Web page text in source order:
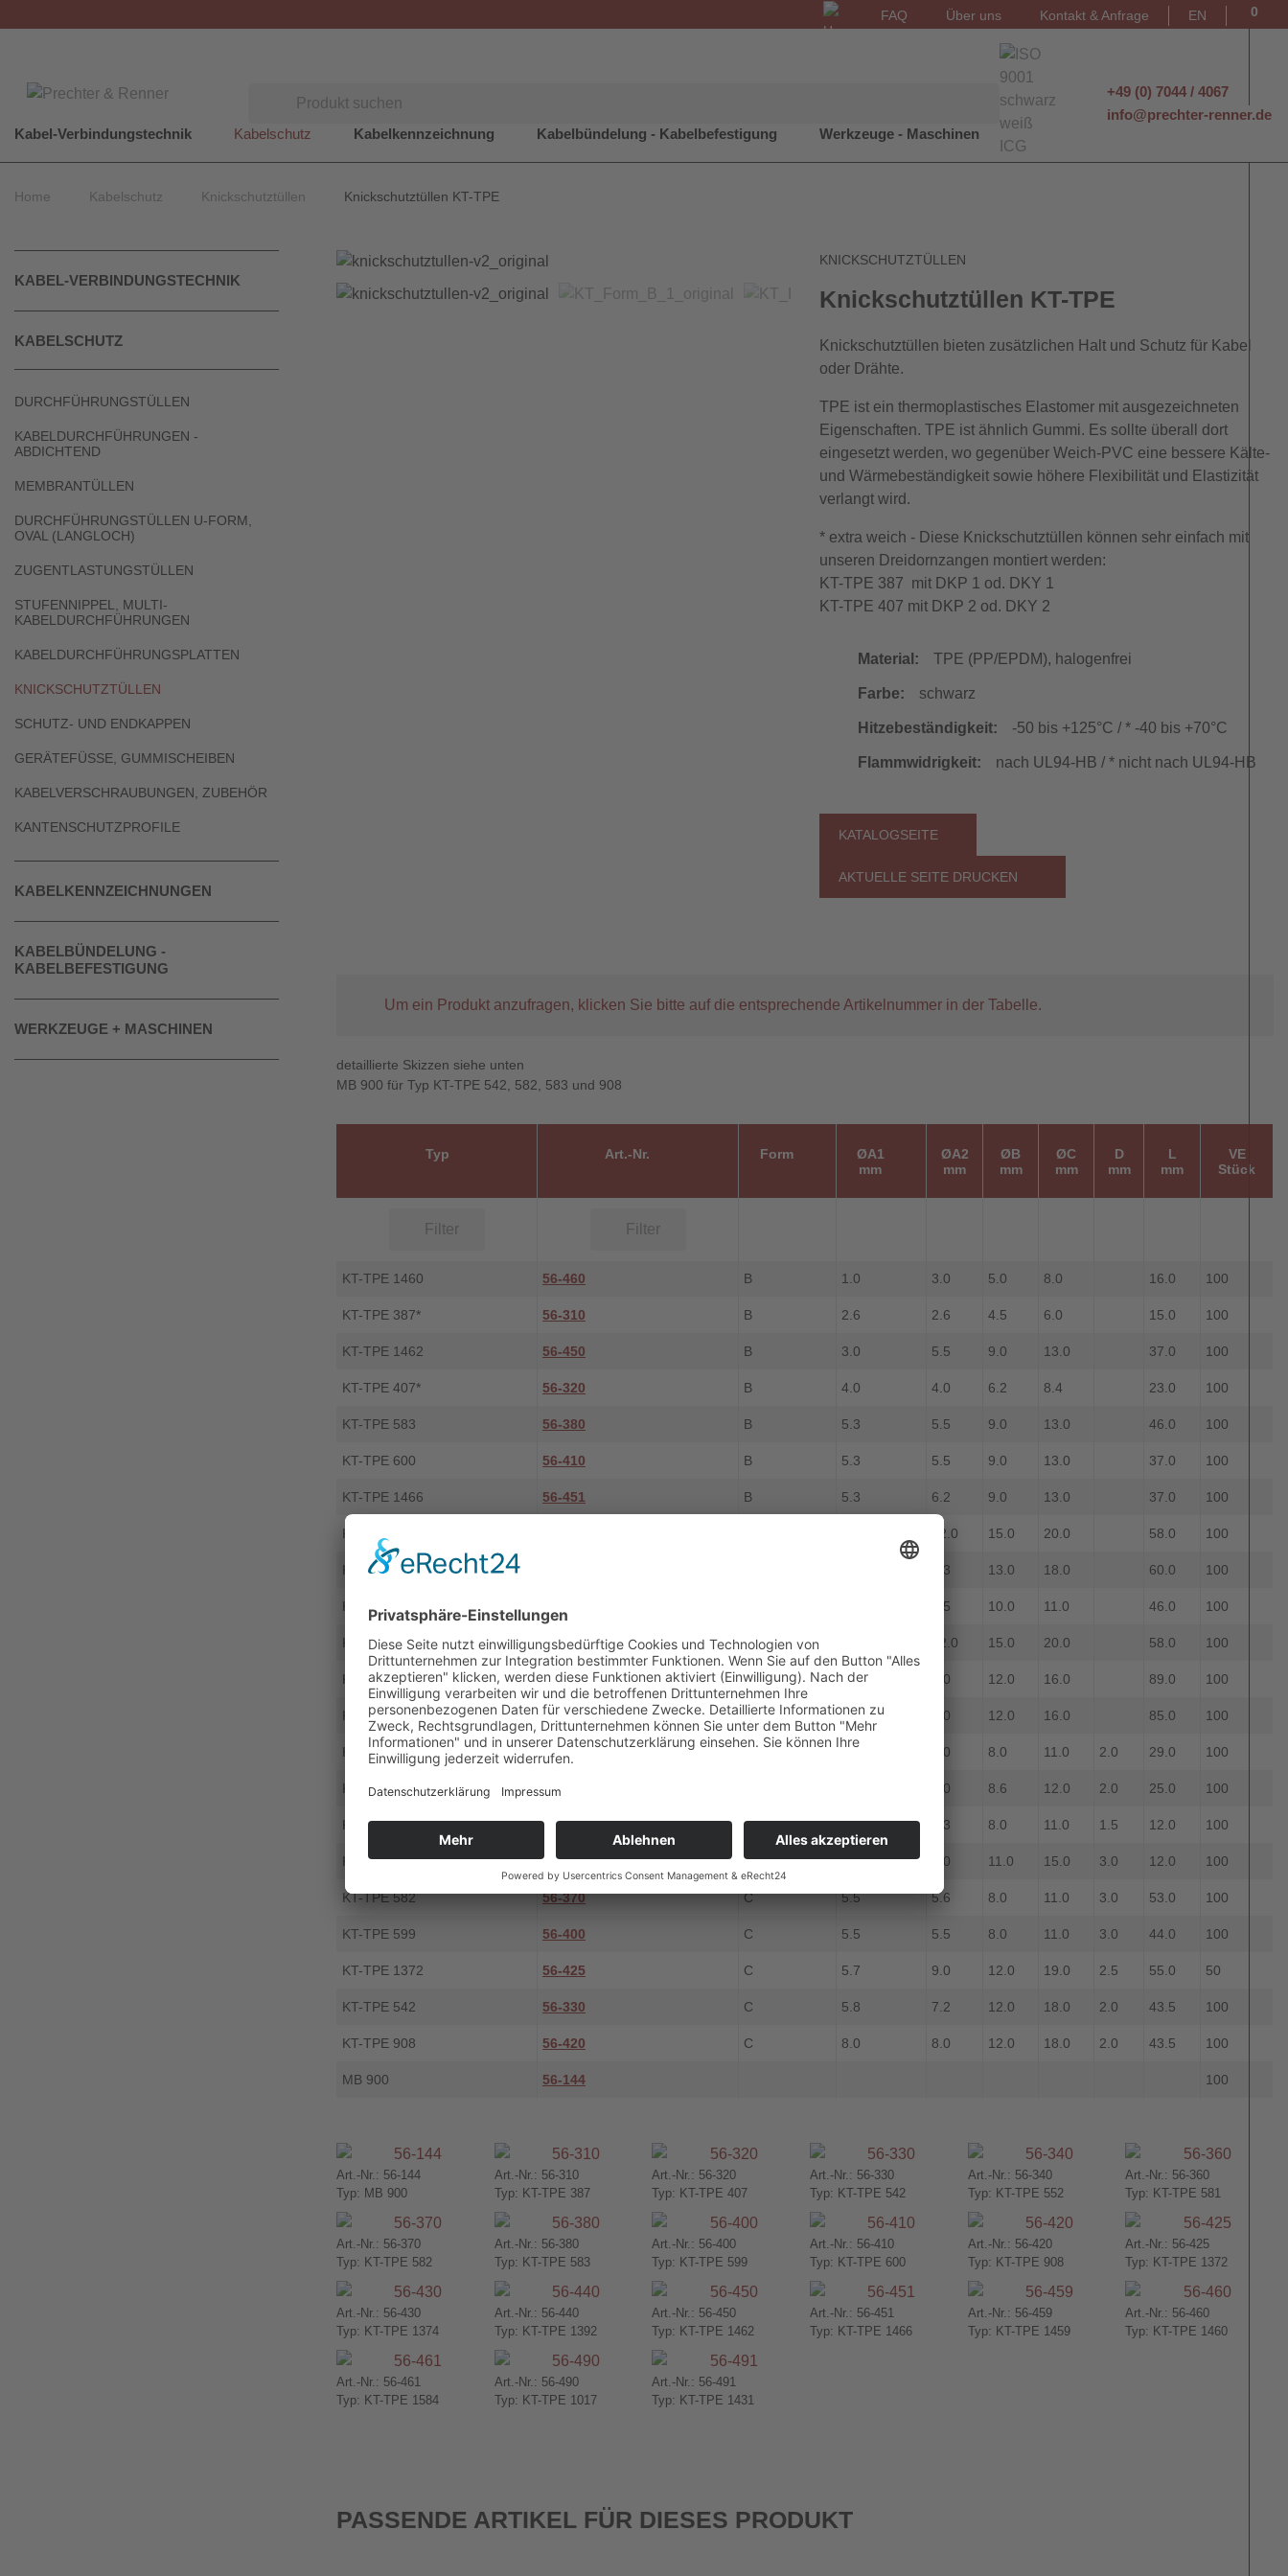
FAQ Über uns Kontakt & Anfrage EN 0
Suchen
+49 (0) 7044 / 4067
info@prechter-renner.de
Kabel-Verbindungstechnik
Kabelschutz Kabelkennzeichnung Kabelbündelung - Kabelbefestigung Werkzeuge - Maschinen
Home Kabelschutz Knickschutztüllen Knickschutztüllen KT-TPE
KABEL-VERBINDUNGSTECHNIK
KABELSCHUTZ
DURCHFÜHRUNGSTÜLLEN
KABELDURCHFÜHRUNGEN -
ABDICHTEND
MEMBRANTÜLLEN
DURCHFÜHRUNGSTÜLLEN U-FORM,
OVAL (LANGLOCH)
ZUGENTLASTUNGSTÜLLEN
STUFENNIPPEL, MULTI-
KABELDURCHFÜHRUNGEN
KABELDURCHFÜHRUNGSPLATTEN
KNICKSCHUTZTÜLLEN
SCHUTZ- UND ENDKAPPEN
GERÄTEFÜSSE, GUMMISCHEIBEN
KABELVERSCHRAUBUNGEN, ZUBEHÖR
KANTENSCHUTZPROFILE
KABELKENNZEICHNUNGEN
KABELBÜNDELUNG -
KABELBEFESTIGUNG
WERKZEUGE + MASCHINEN
KNICKSCHUTZTÜLLEN
Knickschutztüllen KT-TPE
Knickschutztüllen bieten zusätzlichen Halt und Schutz für Kabel
oder Drähte.
TPE ist ein thermoplastisches Elastomer mit ausgezeichneten
Eigenschaften. TPE ist ähnlich Gummi. Es sollte überall dort
eingesetzt werden, wo gegenüber Weich-PVC eine bessere Kälte-
und Wärmebeständigkeit sowie höhere Flexibilität und Elastizität
verlangt wird.
* extra weich - Diese Knickschutztüllen können sehr einfach mit
unseren Dreidornzangen montiert werden:
KT-TPE 387 mit DKP 1 od. DKY 1
KT-TPE 407 mit DKP 2 od. DKY 2
Material: TPE (PP/EPDM), halogenfrei
Farbe: schwarz
Hitzebeständigkeit: -50 bis +125°C / * -40 bis +70°C
Flammwidrigkeit: nach UL94-HB / * nicht nach UL94-HB
KATALOGSEITE
AKTUELLE SEITE DRUCKEN
Um ein Produkt anzufragen, klicken Sie bitte auf die entsprechende Artikelnummer in der Tabelle.
detaillierte Skizzen siehe unten
MB 900 für Typ KT-TPE 542, 582, 583 und 908
Typ Art.-Nr. Form
ØA1
mm
ØA2
mm
ØB
mm
ØC
mm
D
mm
L
mm
VE
Stück
KT-TPE 1460 56-460 B 1.0 3.0 5.0 8.0 16.0 100
KT-TPE 387* 56-310 B 2.6 2.6 4.5 6.0 15.0 100
KT-TPE 1462 56-450 B 3.0 5.5 9.0 13.0 37.0 100
KT-TPE 407* 56-320 B 4.0 4.0 6.2 8.4 23.0 100
KT-TPE 583 56-380 B 5.3 5.5 9.0 13.0 46.0 100
KT-TPE 600 56-410 B 5.3 5.5 9.0 13.0 37.0 100
KT-TPE 1466 56-451 B 5.3 6.2 9.0 13.0 37.0 100
KT-TPE 1584 12.0 15.0 20.0 58.0 100
KT-TPE 1459 7.3 13.0 18.0 60.0 100
KT-TPE 553 7.5 10.0 11.0 46.0 100
KT-TPE 552 56-340 B 12.0 15.0 20.0 58.0 100
KT-TPE 581 56-360 B 8.0 8.0 12.0 16.0 89.0 100
KT-TPE 598 56-390 B 8.0 8.0 12.0 16.0 85.0 100
KT-TPE 1374 56-430 C 2.5 5.0 8.0 11.0 2.0 29.0 100
KT-TPE 1392 56-440 4.0 8.6 12.0 2.0 25.0 100
KT-TPE 1017 56-490 C 4.3 4.3 8.0 11.0 1.5 12.0 100
KT-TPE 1431 56-491 C 5.0 8.0 11.0 15.0 3.0 12.0 100
KT-TPE 582 56-370 C 5.5 5.6 8.0 11.0 3.0 53.0 100
KT-TPE 599 56-400 C 5.5 5.5 8.0 11.0 3.0 44.0 100
KT-TPE 1372 56-425 C 5.7 9.0 12.0 19.0 2.5 55.0 50
KT-TPE 542 56-330 C 5.8 7.2 12.0 18.0 2.0 43.5 100
KT-TPE 908 56-420 C 8.0 8.0 12.0 18.0 2.0 43.5 100
MB 900 56-144 100
Art.-Nr.: 56-144
Typ: MB 900
Art.-Nr.: 56-310
Typ: KT-TPE 387
Art.-Nr.: 56-320
Typ: KT-TPE 407
Art.-Nr.: 56-330
Typ: KT-TPE 542
Art.-Nr.: 56-340
Typ: KT-TPE 552
Art.-Nr.: 56-360
Typ: KT-TPE 581
Art.-Nr.: 56-370
Typ: KT-TPE 582
Art.-Nr.: 56-380
Typ: KT-TPE 583
Art.-Nr.: 56-400
Typ: KT-TPE 599
Art.-Nr.: 56-410
Typ: KT-TPE 600
Art.-Nr.: 56-420
Typ: KT-TPE 908
Art.-Nr.: 56-425
Typ: KT-TPE 1372
Art.-Nr.: 56-430
Typ: KT-TPE 1374
Art.-Nr.: 56-440
Typ: KT-TPE 1392
Art.-Nr.: 56-450
Typ: KT-TPE 1462
Art.-Nr.: 56-451
Typ: KT-TPE 1466
Art.-Nr.: 56-459
Typ: KT-TPE 1459
Art.-Nr.: 56-460
Typ: KT-TPE 1460
Art.-Nr.: 56-461
Typ: KT-TPE 1584
Art.-Nr.: 56-490
Typ: KT-TPE 1017
Art.-Nr.: 56-491
Typ: KT-TPE 1431
PASSENDE ARTIKEL FÜR DIESES PRODUKT